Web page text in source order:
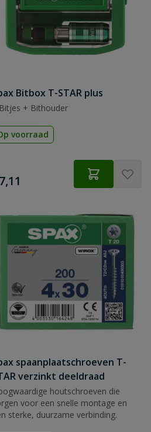
Bitbox T-STAR plus
+ Bithouder
voorraad
spaanplaatschroeven T-
verzinkt deeldraad
houtschroeven die
voor een snelle montage en
sterke, duurzame verbinding.